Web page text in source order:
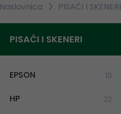
Naslovnica PISAČI I SKENERI
PISAČI I SKENERI
EPSON 10
HP 22